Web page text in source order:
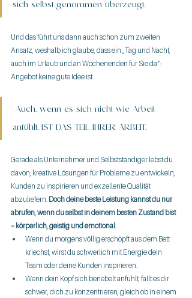
sich selbst genommen überzeugt.
Und das führt uns dann auch schon zum zweiten
Ansatz, weshalb ich glaube, dass ein „Tag und Nacht,
auch im Urlaub und an Wochenenden für Sie da“-
Angebot keine gute Idee ist.
Auch, wenn es sich nicht wie Arbeit
anfühlt, IST DAS TEIL IHRER ARBEIT.
Gerade als Unternehmer und Selbstständiger lebst du
davon, kreative Lösungen für Probleme zu entwickeln,
Kunden zu inspirieren und exzellente Qualität
abzuliefern. Doch deine beste Leistung kannst du nur
abrufen, wenn du selbst in deinem besten Zustand bist
– körperlich, geistig und emotional.
Wenn du morgens völlig erschöpft aus dem Bett
kriechst, wirst du schwerlich mit Energie dein
Team oder deine Kunden inspirieren.
Wenn dein Kopf sich benebelt anfühlt, fällt es dir
schwer, dich zu konzentrieren, gleich ob in einem